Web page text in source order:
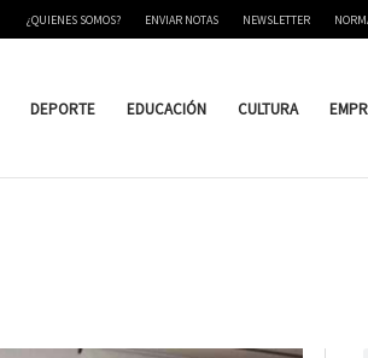
¿QUIENES SOMOS? ENVIAR NOTAS NEWSLETTER
DEPORTE EDUCACIÓN CULTURA